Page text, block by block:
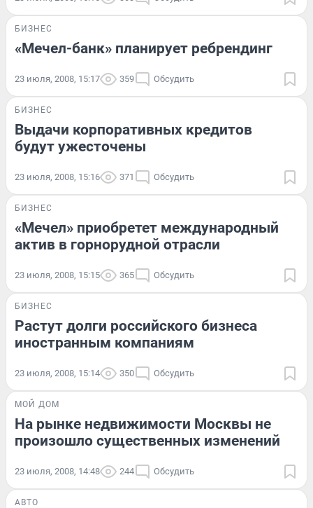
БИЗНЕС
«Мечел-банк» планирует ребрендинг
23 июля, 2008, 15:17 359 Обсудить
БИЗНЕС
Выдачи корпоративных кредитов
будут ужесточены
23 июля, 2008, 15:16 371 Обсудить
БИЗНЕС
«Мечел» приобретет международный
актив в горнорудной отрасли
23 июля, 2008, 15:15 365 Обсудить
БИЗНЕС
Растут долги российского бизнеса
иностранным компаниям
23 июля, 2008, 15:14 350 Обсудить
МОЙ ДОМ
На рынке недвижимости Москвы не
произошло существенных изменений
23 июля, 2008, 14:48 244 Обсудить
АВТО